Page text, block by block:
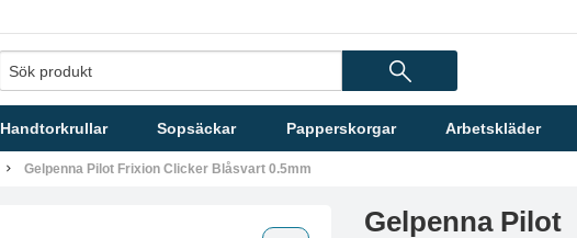
Handtorkrullar Sopsäckar Papperskorgar Arbetskläder
Gelpenna Pilot Frixion Clicker Blåsvart 0.5mm
Gelpenna Pilot